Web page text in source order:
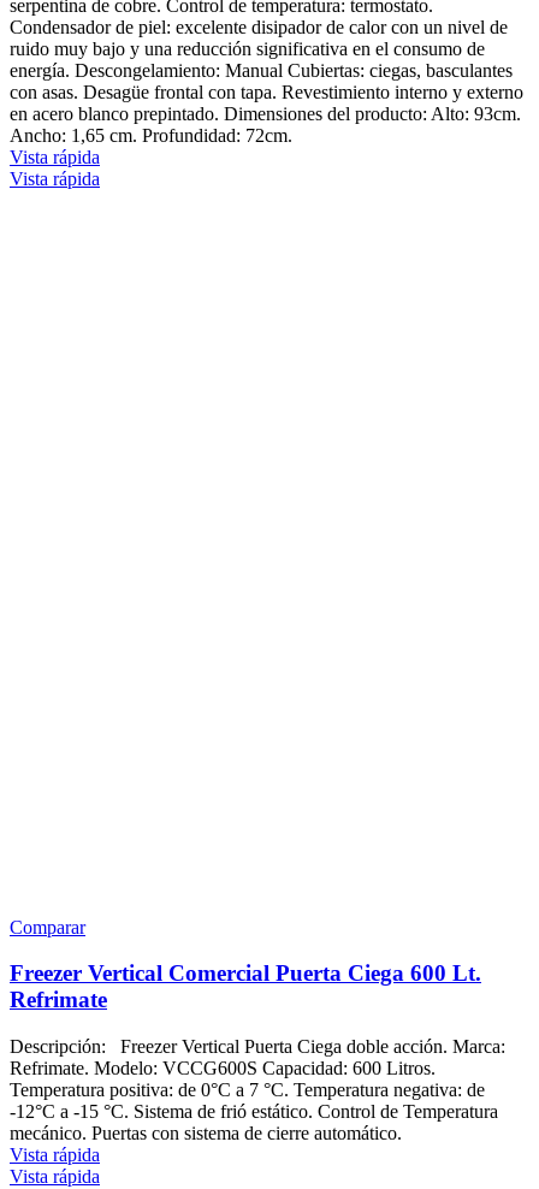
serpentina de cobre. Control de temperatura: termostato.
Condensador de piel: excelente disipador de calor con un nivel de
ruido muy bajo y una reducción significativa en el consumo de
energía. Descongelamiento: Manual Cubiertas: ciegas, basculantes
con asas. Desagüe frontal con tapa. Revestimiento interno y externo
en acero blanco prepintado. Dimensiones del producto: Alto: 93cm.
Ancho: 1,65 cm. Profundidad: 72cm.
Vista rápida
Vista rápida
Comparar
Freezer Vertical Comercial Puerta Ciega 600 Lt.
Refrimate
Descripción: Freezer Vertical Puerta Ciega doble acción. Marca:
Refrimate. Modelo: VCCG600S Capacidad: 600 Litros.
Temperatura positiva: de 0°C a 7 °C. Temperatura negativa: de
-12°C a -15 °C. Sistema de frió estático. Control de Temperatura
mecánico. Puertas con sistema de cierre automático.
Vista rápida
Vista rápida